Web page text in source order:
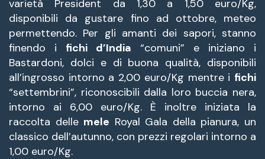
varietà President da 1,30 a 1,50 euro/Kg,
disponibili da gustare fino ad ottobre, meteo
permettendo. Per gli amanti dei sapori, stanno
finendo i fichi d’India “comuni” e iniziano i
Bastardoni, dolci e di buona qualità, disponibili
all’ingrosso intorno a 2,00 euro/Kg mentre i fichi
“settembrini”, riconoscibili dalla loro buccia nera,
intorno ai 6,00 euro/Kg. È inoltre iniziata la
raccolta delle mele Royal Gala della pianura, un
classico dell’autunno, con prezzi regolari intorno a
1,00 euro/Kg.